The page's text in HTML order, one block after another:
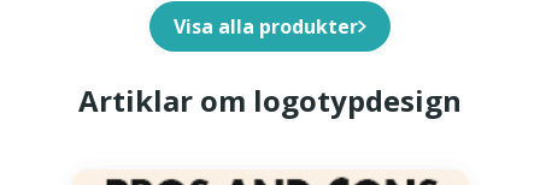
Visa alla produkter
Artiklar om logotypdesign